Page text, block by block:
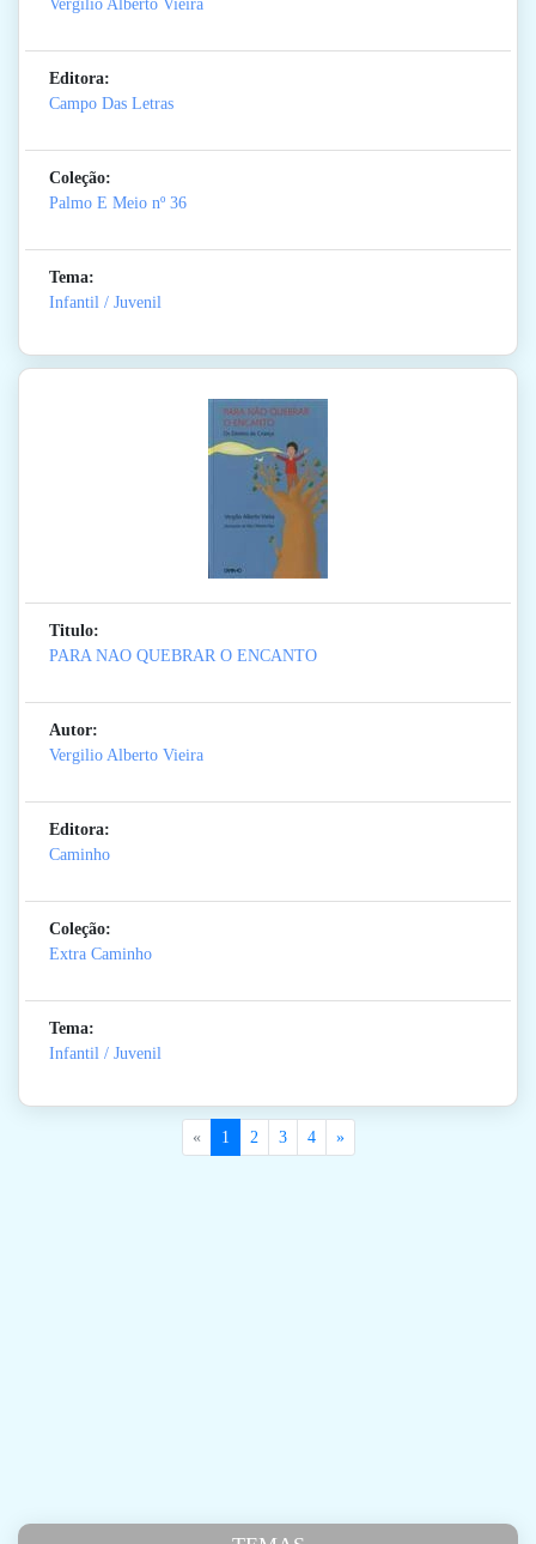
Vergilio Alberto Vieira
Editora:
Campo Das Letras
Coleção:
Palmo E Meio nº 36
Tema:
Infantil / Juvenil
Titulo:
PARA NAO QUEBRAR O ENCANTO
Autor:
Vergilio Alberto Vieira
Editora:
Caminho
Coleção:
Extra Caminho
Tema:
Infantil / Juvenil
« 1 2 3 4 »